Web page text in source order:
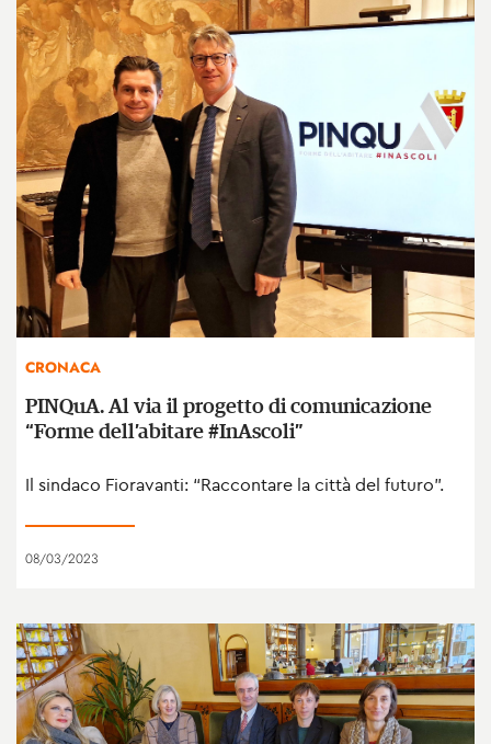
CRONACA
PINQuA. Al via il progetto di comunicazione
“Forme dell’abitare #InAscoli”
Il sindaco Fioravanti: “Raccontare la città del futuro”.
08/03/2023